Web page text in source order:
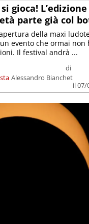
gioca! L’edizione
parte già col
di
Alessandro Bianchet
il 07/
della maxi
evento che ormai non
Il festival andrà ...